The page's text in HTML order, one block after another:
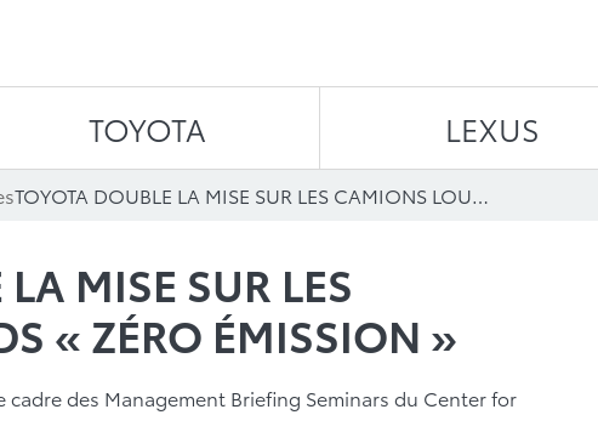
TOYOTA LEXUS
TOYOTA DOUBLE LA MISE SUR LES CAMIONS LOURDS « ZÉRO ÉMISSION »
MISE SUR LES
« ZÉRO ÉMISSION »
des Management Briefing Seminars du Center for